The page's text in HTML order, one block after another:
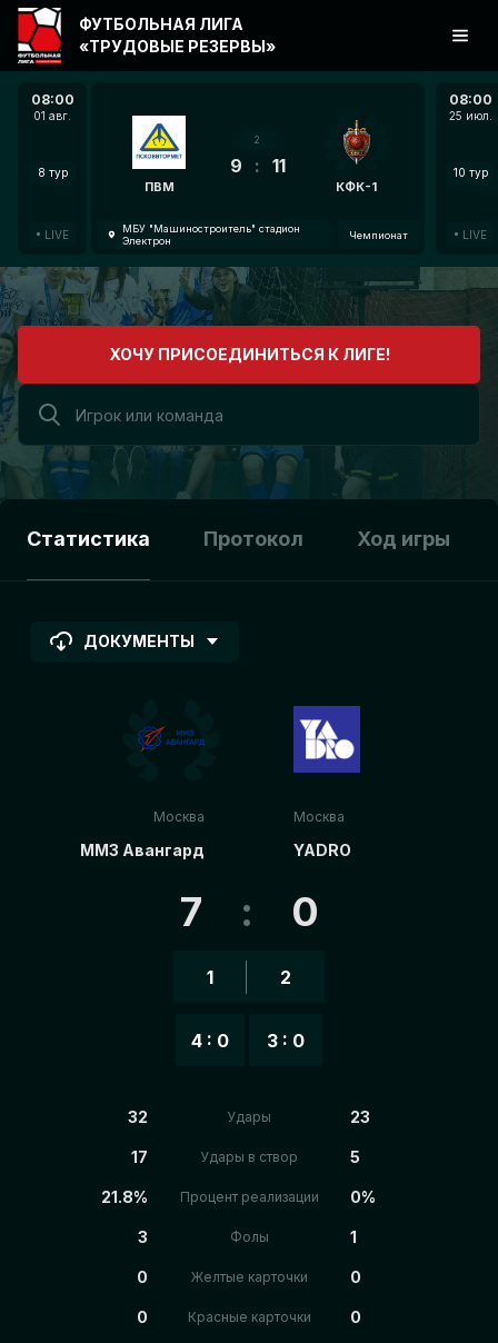
08:00
01 авг.
8 тур
LIVE
ПВМ
2
9 : 11
КФК-1
МБУ "Машиностроитель" стадион
Электрон
Чемпионат
08:00
25 июл.
10 тур
LIVE
ФУТБОЛЬНАЯ ЛИГА
«ТРУДОВЫЕ РЕЗЕРВЫ»
ХОЧУ ПРИСОЕДИНИТЬСЯ К ЛИГЕ!
Статистика Протокол Ход игры
ДОКУМЕНТЫ
Москва
ММЗ Авангард
7 : 0
1
4 : 0
2
3 : 0
Москва
YADRO
32 Удары 23
17 Удары в створ 5
21.8% Процент реализации 0%
3 Фолы 1
0 Желтые карточки 0
0 Красные карточки 0